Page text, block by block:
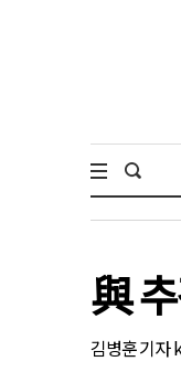
與
김병훈 기자